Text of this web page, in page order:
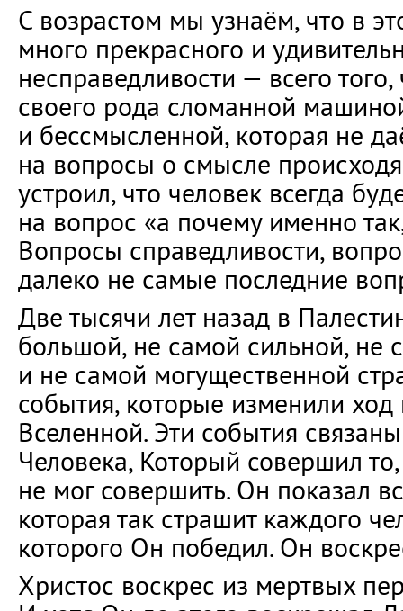
С возрастом мы узнаём, что в
много прекрасного и
несправедливости — всего
своего рода сломанной
и бессмысленной, которая не
на вопросы о смысле
устроил, что человек всегда
на вопрос «а почему именно
Вопросы справедливости,
далеко не самые последние
Две тысячи лет назад в
большой, не самой сильной, не
и не самой могущественной
события, которые изменили ход
Вселенной. Эти события
Человека, Который совершил
не мог совершить. Он показал
которая так страшит каждого
которого Он победил. Он
Христос воскрес из мертвых